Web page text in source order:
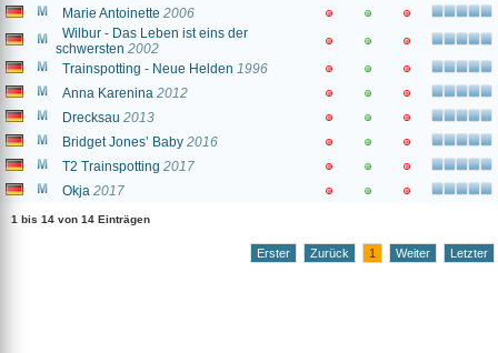
Marie Antoinette 2006
Wilbur - Das Leben ist eins der
schwersten 2002
Trainspotting - Neue Helden 1996
Anna Karenina 2012
Drecksau 2013
Bridget Jones’ Baby 2016
T2 Trainspotting 2017
Okja 2017
1 bis 14 von 14 Einträgen
Erster Zurück 1 Weiter Letzter